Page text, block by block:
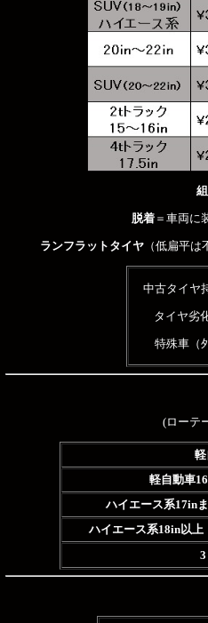
脱着 ＝車両に
ランフラットタイヤ（低扁平は
中古タイヤ
タイヤ劣
特殊車（
(ローテ
軽自動車
ハイエース系17in
ハイエース系18in以上